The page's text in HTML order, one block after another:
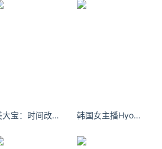
美大宝：时间改变的东西真的很多 韩国女主播Hyoon《绝区零》妮可